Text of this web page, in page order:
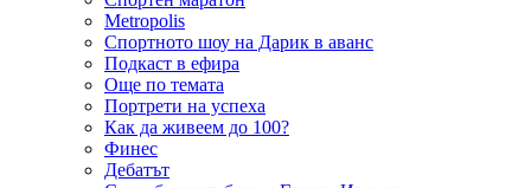
Metropolis
Спортното шоу на Дарик в аванс
Подкаст в ефира
Още по темата
Портрети на успеха
Как да живеем до 100?
Финес
Дебатът